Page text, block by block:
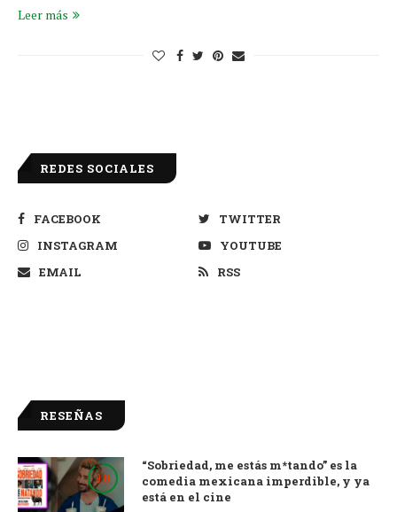
Leer más
REDES SOCIALES
FACEBOOK
TWITTER
INSTAGRAM
YOUTUBE
EMAIL
RSS
RESEÑAS
9.0
“Sobriedad, me estás m*tando” es la
comedia mexicana imperdible, y ya
está en el cine